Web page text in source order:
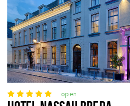
open